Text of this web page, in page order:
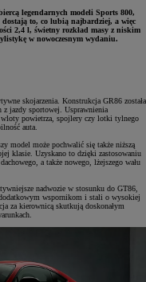
legendarnych modeli Sports 800,
dostają to, co lubią najbardziej, a więc
2,4 l, świetny rozkład masy z niskim
w nowoczesnym wydaniu.
skojarzenia. Konstrukcja GR86 została
z jazdy sportowej. Usprawnienia
wloty powietrza, spojlery czy lotki tylnego
auta.
model może pochwalić się także niższą
klasie. Uzyskano to dzięki zastosowaniu
a także nowego, lżejszego wału
nadwozie w stosunku do GT86,
wspornikom i stali o wysokiej
za kierownicą skutkują doskonałym